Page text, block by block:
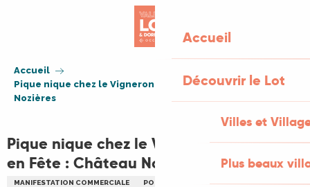
Accueil
Découvrir le Lot
Villes et
Plus beaux
Accueil
Pique nique chez le Vigneron et Fermes en Fête : Château
Nozières
Pique nique chez le Vigneron et Fermes
en Fête : Château Nozières
MANIFESTATION COMMERCIALE PORTES OUVERTES
ENFANTS